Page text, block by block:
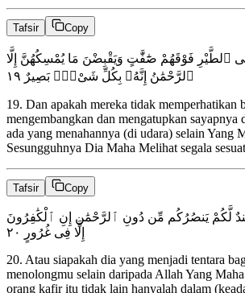
Tafsir Copy
ٱلطَّيْرِ فَوْقَهُمْ صَٰٓفَّٰتٍ وَيَقْبِضْنَ مَا يُمْسِكُهُنَّ إِلَّا
ٱلرَّحْمَٰنُ إِنَّهُۥ بِكُلِّ شَىْءٍۭ بَصِيرٌ ١٩
19. Dan apakah mereka tidak memperhatikan
mengembangkan dan mengatupkan sayapnya
ada yang menahannya (di udara) selain Yang
Sesungguhnya Dia Maha Melihat segala
Tafsir Copy
لَّكُمْ يَنصُرُكُم مِّن دُونِ ٱلرَّحْمَٰنِ إِنِ ٱلْكَٰفِرُونَ
إِلَّا فِى غُرُورٍ
٢٠
20. Atau siapakah dia yang menjadi tentara
menolongmu selain daripada Allah Yang
orang kafir itu tidak lain hanyalah dalam